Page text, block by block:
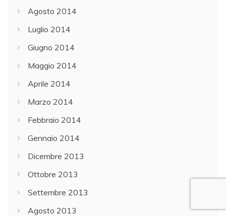
Agosto 2014
Luglio 2014
Giugno 2014
Maggio 2014
Aprile 2014
Marzo 2014
Febbraio 2014
Gennaio 2014
Dicembre 2013
Ottobre 2013
Settembre 2013
Agosto 2013